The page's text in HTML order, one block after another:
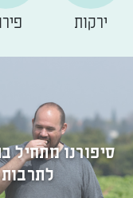
ירקות
סיפורנו מתחיל